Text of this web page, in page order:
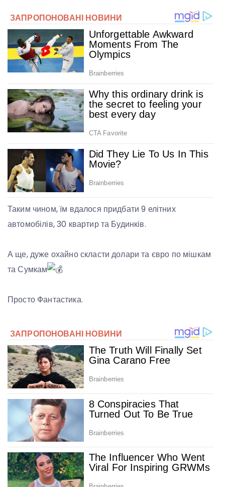
Таким чином, їм вдалося придбати 9 елітних
автомобілів, 30 квартир та Будинків.
А ще, дуже охайно скласти долари та євро по мішкам
та Сумкам
Просто Фантастика.